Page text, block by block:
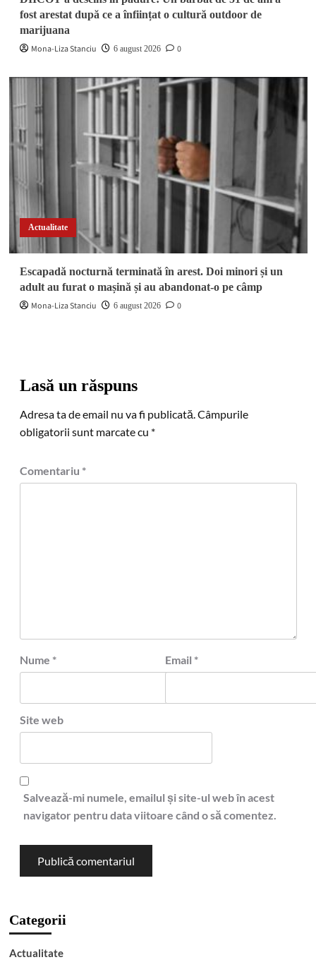
fost arestat după ce a înființat o cultură outdoor de
marijuana
Mona-Liza Stanciu
6 august 2026 0
Actualitate
Escapadă nocturnă terminată în arest. Doi minori și un
adult au furat o mașină și au abandonat-o pe câmp
Mona-Liza Stanciu
6 august 2026 0
Lasă un răspuns
Adresa ta de email nu va fi publicată.Câmpurile
obligatorii sunt marcate cu *
Comentariu *
Nume * Email *
Site web
Salvează-mi numele, emailul și site-ul web în acest
navigator pentru data viitoare când o să comentez.
Categorii
Actualitate